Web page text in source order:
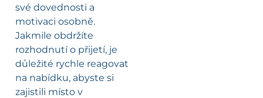
své dovednosti a
motivaci osobně.
Jakmile obdržíte
rozhodnutí o přijetí, je
důležité rychle reagovat
na nabídku, abyste si
zajistili místo v